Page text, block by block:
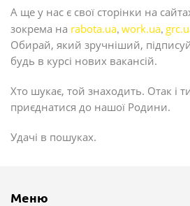
А ще у нас є свої сторінки на
зокрема на rabota.ua, work.ua,
Обирай, який зручніший,
будь в курсі нових вакансій.
Хто шукає, той знаходить. Отак і
приєднатися до нашої Родини.
Удачі в пошуках.
Меню